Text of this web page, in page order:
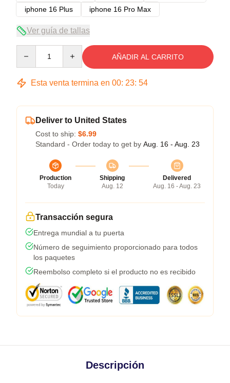
iphone 16 Plus
iphone 16 Pro Max
Ver guía de tallas
AÑADIR AL CARRITO
Esta venta termina en 00: 23: 54
Deliver to United States
Cost to ship: $6.99
Standard - Order today to get by Aug. 16 - Aug. 23
Production
Today
Shipping
Aug. 12
Delivered
Aug. 16 - Aug. 23
Transacción segura
Entrega mundial a tu puerta
Número de seguimiento proporcionado para todos
los paquetes
Reembolso completo si el producto no es recibido
Descripción